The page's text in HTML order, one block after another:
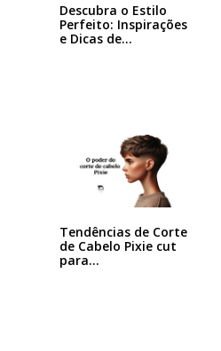
Descubra o Estilo
Perfeito: Inspirações
e Dicas de…
Tendências de Corte
de Cabelo Pixie cut
para…